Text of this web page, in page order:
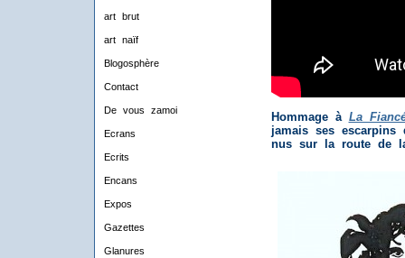
art brut
art naïf
Blogosphère
Contact
De vous zamoi
Ecrans
Ecrits
Encans
Expos
Gazettes
Glanures
Hommage à La
jamais ses
nus sur la route de